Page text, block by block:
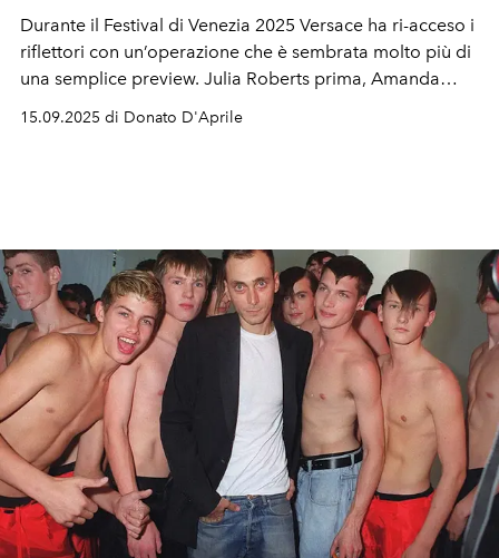
Durante il Festival di Venezia 2025 Versace ha ri-acceso i
riflettori con un’operazione che è sembrata molto più di
una semplice preview. Julia Roberts prima, Amanda
direzione creativa di Dario Vitale. Tra strategie di
15.09.2025 di Donato D'Aprile